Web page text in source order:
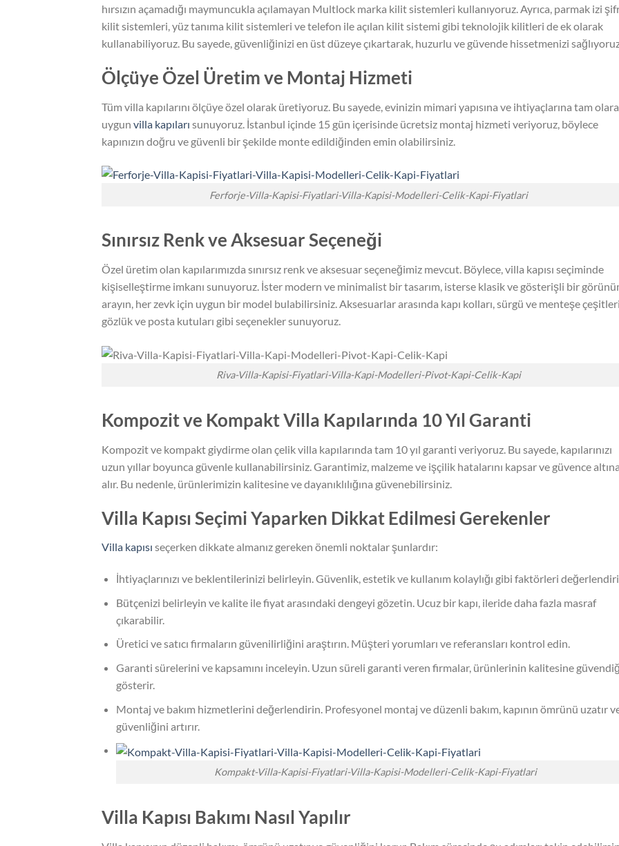
hırsızın açamadığı maymuncukla açılamayan Multlock marka kilit sistemleri kullanıyoruz. Ayrıca, parmak izi
kilit sistemleri, yüz tanıma kilit sistemleri ve telefon ile açılan kilit sistemi gibi teknolojik kilitleri de ek olarak
kullanabiliyoruz. Bu sayede, güvenliğinizi en üst düzeye çıkartarak, huzurlu ve güvende hissetmenizi
Ölçüye Özel Üretim ve Montaj Hizmeti
Tüm villa kapılarını ölçüye özel olarak üretiyoruz. Bu sayede, evinizin mimari yapısına ve ihtiyaçlarına tam
uygun villa kapıları sunuyoruz. İstanbul içinde 15 gün içerisinde ücretsiz montaj hizmeti veriyoruz, böylece
kapınızın doğru ve güvenli bir şekilde monte edildiğinden emin olabilirsiniz.
Ferforje-Villa-Kapisi-Fiyatlari-Villa-Kapisi-Modelleri-Celik-Kapi-Fiyatlari
Sınırsız Renk ve Aksesuar Seçeneği
Özel üretim olan kapılarımızda sınırsız renk ve aksesuar seçeneğimiz mevcut. Böylece, villa kapısı seçiminde
kişiselleştirme imkanı sunuyoruz. İster modern ve minimalist bir tasarım, isterse klasik ve gösterişli bir
arayın, her zevk için uygun bir model bulabilirsiniz. Aksesuarlar arasında kapı kolları, sürgü ve menteşe
gözlük ve posta kutuları gibi seçenekler sunuyoruz.
Riva-Villa-Kapisi-Fiyatlari-Villa-Kapi-Modelleri-Pivot-Kapi-Celik-Kapi
Kompozit ve Kompakt Villa Kapılarında 10 Yıl Garanti
Kompozit ve kompakt giydirme olan çelik villa kapılarında tam 10 yıl garanti veriyoruz. Bu sayede, kapılarınızı
uzun yıllar boyunca güvenle kullanabilirsiniz. Garantimiz, malzeme ve işçilik hatalarını kapsar ve güvence
alır. Bu nedenle, ürünlerimizin kalitesine ve dayanıklılığına güvenebilirsiniz.
Villa Kapısı Seçimi Yaparken Dikkat Edilmesi Gerekenler
Villa kapısı seçerken dikkate almanız gereken önemli noktalar şunlardır:
İhtiyaçlarınızı ve beklentilerinizi belirleyin. Güvenlik, estetik ve kullanım kolaylığı gibi faktörleri
Bütçenizi belirleyin ve kalite ile fiyat arasındaki dengeyi gözetin. Ucuz bir kapı, ileride daha fazla masraf
çıkarabilir.
Üretici ve satıcı firmaların güvenilirliğini araştırın. Müşteri yorumları ve referansları kontrol edin.
Garanti sürelerini ve kapsamını inceleyin. Uzun süreli garanti veren firmalar, ürünlerinin kalitesine
gösterir.
Montaj ve bakım hizmetlerini değerlendirin. Profesyonel montaj ve düzenli bakım, kapının ömrünü uzatır
güvenliğini artırır.
Kompakt-Villa-Kapisi-Fiyatlari-Villa-Kapisi-Modelleri-Celik-Kapi-Fiyatlari
Villa Kapısı Bakımı Nasıl Yapılır